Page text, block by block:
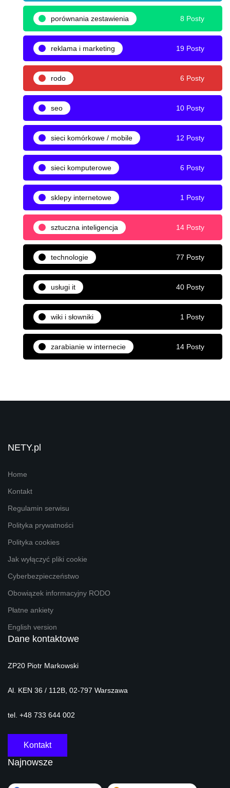
porównania zestawienia 8 Posty
reklama i marketing 19 Posty
rodo 6 Posty
seo 10 Posty
sieci komórkowe / mobile 12 Posty
sieci komputerowe 6 Posty
sklepy internetowe 1 Posty
sztuczna inteligencja 14 Posty
technologie 77 Posty
usługi it 40 Posty
wiki i słowniki 1 Posty
zarabianie w internecie 14 Posty
NETY.pl
Home
Kontakt
Regulamin serwisu
Polityka prywatności
Polityka cookies
Jak wyłączyć pliki cookie
Cyberbezpieczeństwo
Obowiązek informacyjny RODO
Płatne ankiety
English version
Dane kontaktowe
ZP20 Piotr Markowski
Al. KEN 36 / 112B, 02-797 Warszawa
tel. +48 733 644 002
Kontakt
Najnowsze